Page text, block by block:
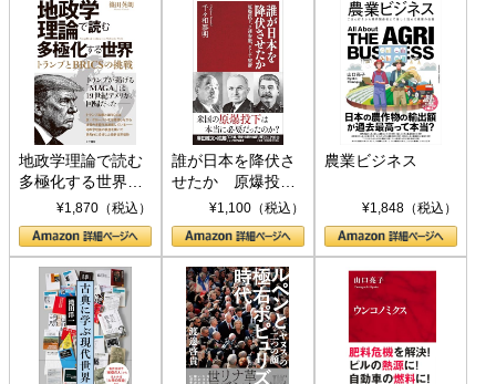
地政学理論で読む
多極化する世界：
トランプとBRICS
の挑戦
¥1,870（税込）
誰が日本を降伏さ
せたか 原爆投
下、ソ連参戦、そ
して聖断 (PHP新
書)
¥1,100（税込）
農業ビジネス
¥1,848（税込）